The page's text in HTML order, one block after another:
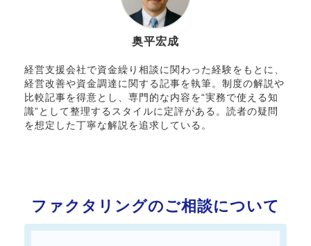
奥平宏成
経営支援会社で資金繰り相談に関わった経験をもとに、
経営改善や資金調達に関する記事を執筆。制度の解説や
比較記事を得意とし、専門的な内容を“実務で使える知
識”として整理するスタイルに定評がある。読者の疑問
を想定した丁寧な解説を追求している。
ファクタリングのご相談について